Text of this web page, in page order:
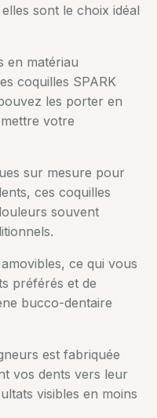
sont le choix idéal
en matériau
coquilles SPARK
les porter en
votre
sur mesure pour
ces coquilles
souvent
ce qui vous
préférés et de
bucco-dentaire
est fabriquée
vos dents vers leur
visibles en moins